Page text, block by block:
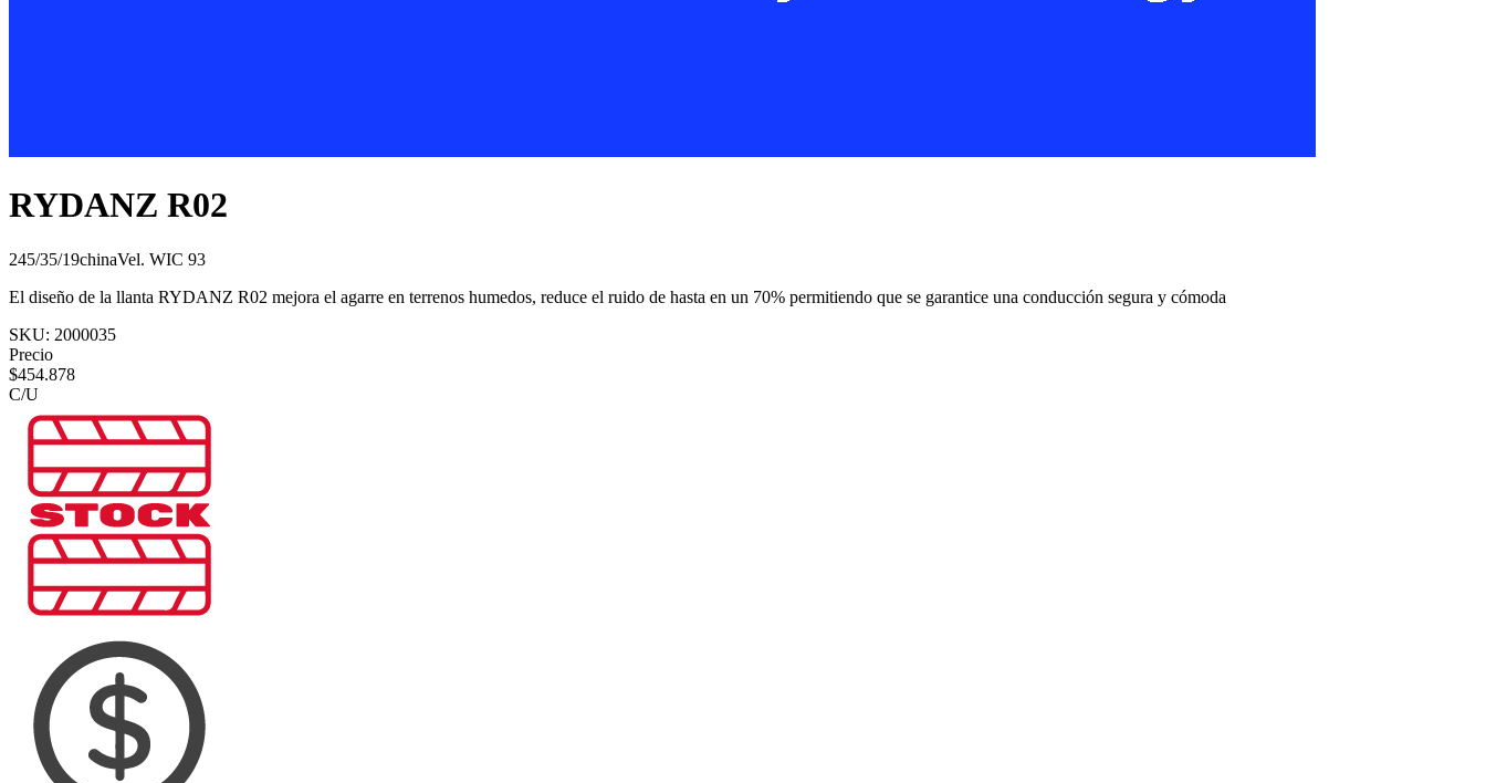
RYDANZ R02
245/35/19chinaVel. WIC 93
El diseño de la llanta RYDANZ R02 mejora el agarre en terrenos humedos, reduce el ruido de hasta en un 70% permitiendo que se garantice una conducción segura y cómoda
SKU: 2000035
Precio
$454.878
C/U